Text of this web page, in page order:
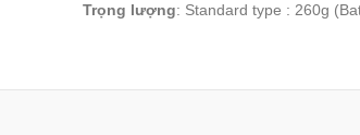
Trọng lượng: Standard type : 260g